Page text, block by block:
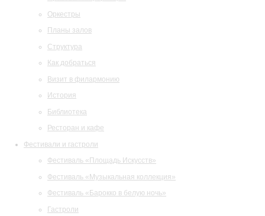
Оркестры
Планы залов
Структура
Как добраться
Визит в филармонию
История
Библиотека
Ресторан и кафе
Фестивали и гастроли
Фестиваль «Площадь Искусств»
Фестиваль «Музыкальная коллекция»
Фестиваль «Барокко в белую ночь»
Гастроли